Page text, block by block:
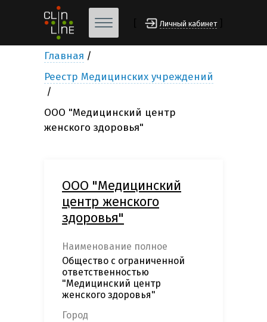
Личный кабинет
Главная
Реестр Медицинских учреждений
ООО "Медицинский центр
женского здоровья"
ООО "Медицинский
центр женского
здоровья"
Наименование полное
Общество с ограниченной
ответственностью
"Медицинский центр
женского здоровья"
Город